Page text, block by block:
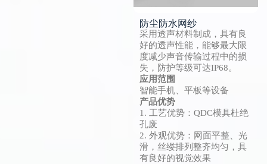
防尘防水网纱
采用透声材料制成，具有良
好的透声性能，能够最大限
度减少声音传输过程中的损
失，防护等级可达IP68。
应用范围
智能手机、平板等设备
产品优势
1. 工艺优势：QDC模具杜绝
孔废
2. 外观优势：网面平整、光
滑，丝缕排列整齐均匀，具
有良好的视觉效果